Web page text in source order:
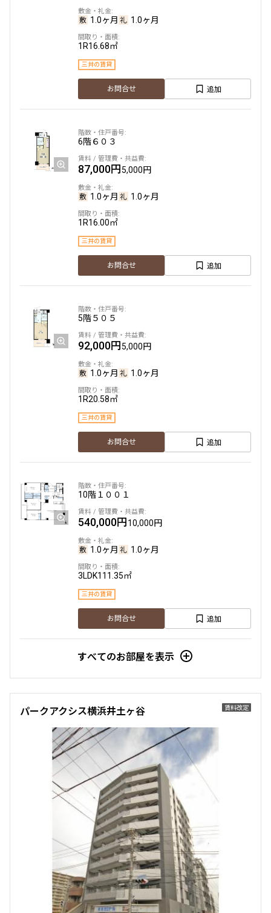
1.0ヶ月 1.0ヶ月
1R16.68㎡
三井の賃貸
お問合せ 追加
6階６０３
87,000円5,000円
1.0ヶ月 1.0ヶ月
1R16.00㎡
三井の賃貸
お問合せ 追加
5階５０５
92,000円5,000円
1.0ヶ月 1.0ヶ月
1R20.58㎡
三井の賃貸
お問合せ 追加
10階１００１
540,000円10,000円
1.0ヶ月 1.0ヶ月
3LDK111.35㎡
三井の賃貸
お問合せ 追加
すべてのお部屋を表示
賃料改定
パークアクシス横浜井土ヶ谷